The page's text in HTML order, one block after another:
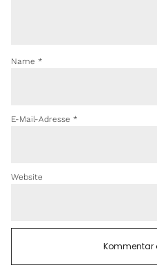
Name*
E-Mail-Adresse*
Website